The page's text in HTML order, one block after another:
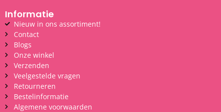
Informatie
Nieuw in ons assortiment!
Contact
Blogs
Onze winkel
Verzenden
Veelgestelde vragen
Retourneren
Bestelinformatie
Algemene voorwaarden